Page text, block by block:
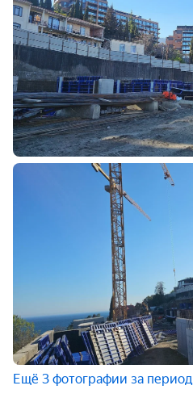
Ещё 3 фотографии за период